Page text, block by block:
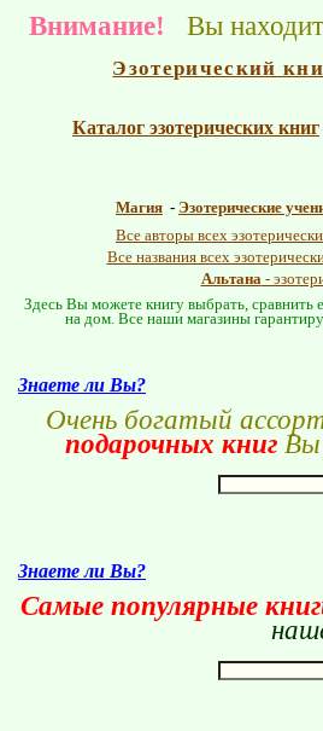
Внимание! Вы
Эзотерический
Каталог эзотерических книг
Магия - Эзотерические
Все авторы всех
Все названия всех
Альтана-
Здесь Вы можете книгу выбрать, сравнить
на дом. Все наши магазины
Знаете ли Вы?
Очень богатый
подарочных книгВы
Знаете ли Вы?
Самые популярные